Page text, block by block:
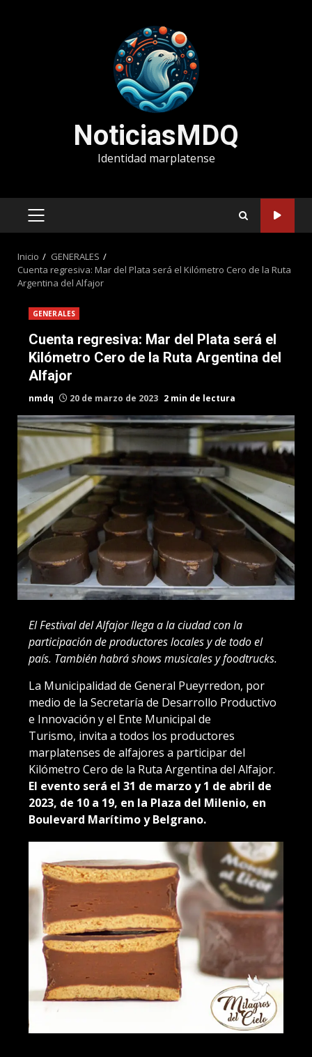
NoticiasMDQ
Identidad marplatense
MENÚ
Inicio
GENERALES
Cuenta regresiva: Mar del Plata será el Kilómetro Cero de la Ruta
Argentina del Alfajor
GENERALES
Cuenta regresiva: Mar del Plata será el
Kilómetro Cero de la Ruta Argentina del
Alfajor
nmdq 20 de marzo de 2023 2 min de lectura
El Festival del Alfajor llega a la ciudad con la
participación de productores locales y de todo el
país. También habrá shows musicales y foodtrucks.
La Municipalidad de General Pueyrredon, por
medio de la Secretaría de Desarrollo Productivo
e Innovación y el Ente Municipal de
Turismo, invita a todos los productores
marplatenses de alfajores a participar del
Kilómetro Cero de la Ruta Argentina del Alfajor.
El evento será el 31 de marzo y 1 de abril de
2023, de 10 a 19, en la Plaza del Milenio, en
Boulevard Marítimo y Belgrano.